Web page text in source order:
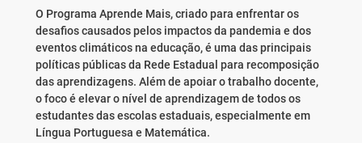
O Programa Aprende Mais, criado para enfrentar os
desafios causados pelos impactos da pandemia e dos
eventos climáticos na educação, é uma das principais
políticas públicas da Rede Estadual para recomposição
das aprendizagens. Além de apoiar o trabalho docente,
o foco é elevar o nível de aprendizagem de todos os
estudantes das escolas estaduais, especialmente em
Língua Portuguesa e Matemática.